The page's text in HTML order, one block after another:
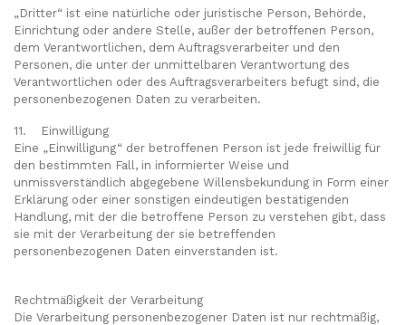
„Dritter“ ist eine natürliche oder juristische Person, Behörde,
Einrichtung oder andere Stelle, außer der betroffenen Person,
dem Verantwortlichen, dem Auftragsverarbeiter und den
Personen, die unter der unmittelbaren Verantwortung des
Verantwortlichen oder des Auftragsverarbeiters befugt sind, die
personenbezogenen Daten zu verarbeiten.
11. Einwilligung
Eine „Einwilligung“ der betroffenen Person ist jede freiwillig für
den bestimmten Fall, in informierter Weise und
unmissverständlich abgegebene Willensbekundung in Form einer
Erklärung oder einer sonstigen eindeutigen bestätigenden
Handlung, mit der die betroffene Person zu verstehen gibt, dass
sie mit der Verarbeitung der sie betreffenden
personenbezogenen Daten einverstanden ist.
Rechtmäßigkeit der Verarbeitung
Die Verarbeitung personenbezogener Daten ist nur rechtmäßig,